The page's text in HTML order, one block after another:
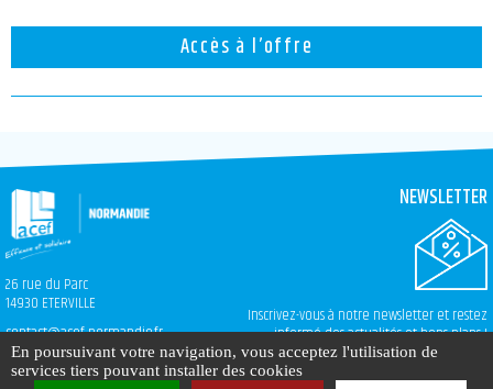
Accès à l’offre
26 rue du Parc
14930 ETERVILLE
contact@acef-normandie.fr
NEWSLETTER
Inscrivez-vous à notre newsletter et restez
informé des actualités et bons plans !
CréationMak2
En poursuivant votre navigation, vous acceptez l'utilisation de
services tiers pouvant installer des cookies